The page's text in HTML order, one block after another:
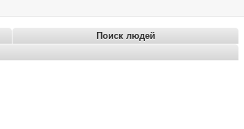
Поиск людей